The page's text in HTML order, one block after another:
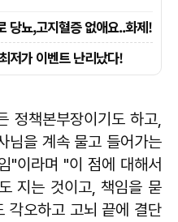
정책본부장이기도 하고,
님을 계속 물고 들어가는
"이라며 "이 점에 대해서
지는 것이고, 책임을 묻
각오하고 고뇌 끝에 결단